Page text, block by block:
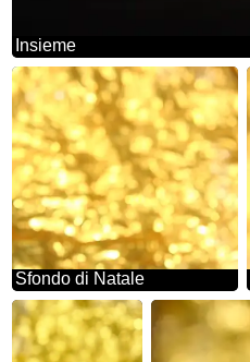
Insieme
Sfondo di Natale